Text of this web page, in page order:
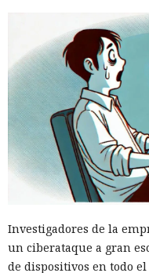
Investigadores de la
un ciberataque a gran
de dispositivos en todo